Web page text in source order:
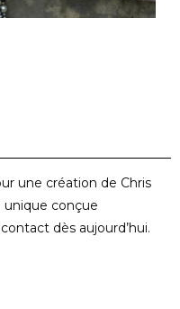
une création de Chris
unique conçue
dès aujourd’hui.